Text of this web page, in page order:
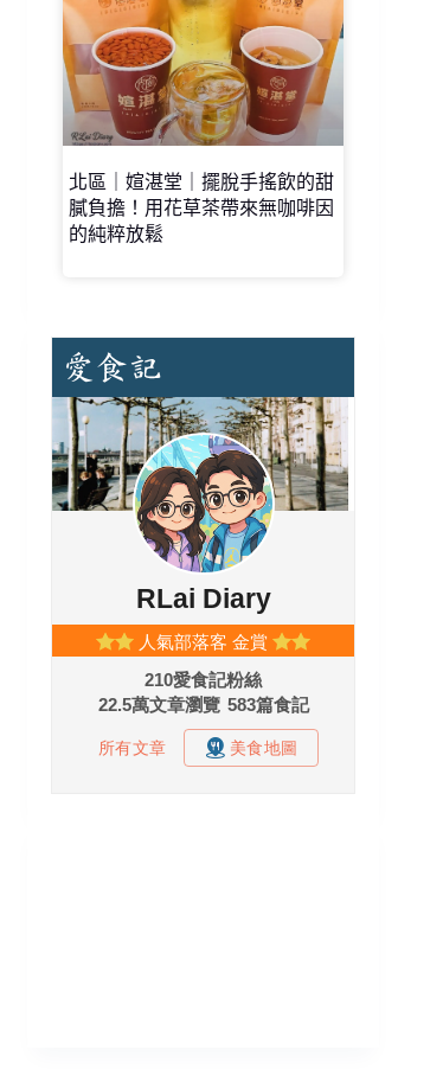
北區｜媗湛堂｜擺脫手搖飲的甜
膩負擔！用花草茶帶來無咖啡因
的純粹放鬆